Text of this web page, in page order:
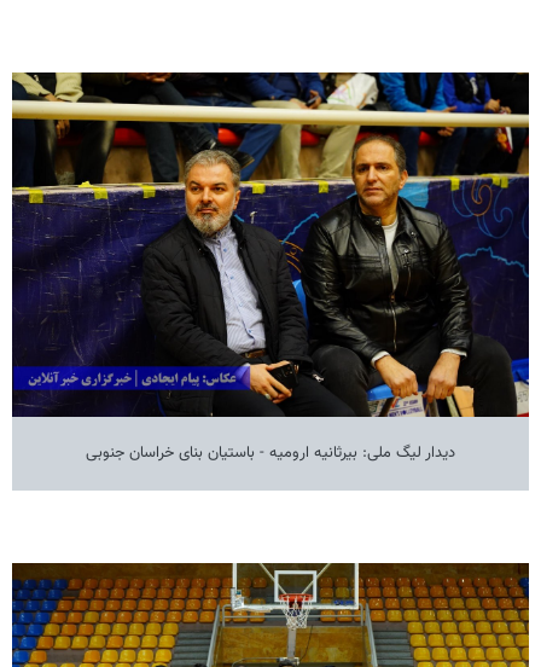
دیدار لیگ ملی: بیرثانیه ارومیه - باستیان بنای خراسان جنوبی